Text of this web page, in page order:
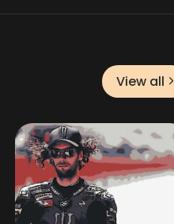
View all